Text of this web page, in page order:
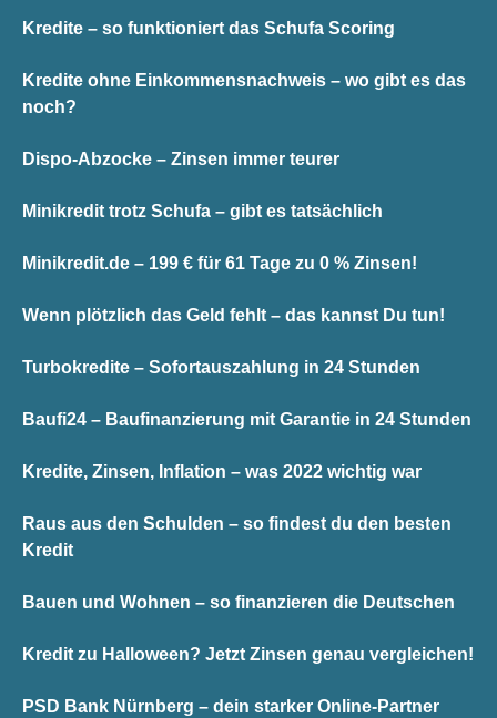
Kredite – so funktioniert das Schufa Scoring
Kredite ohne Einkommensnachweis – wo gibt es das
noch?
Dispo-Abzocke – Zinsen immer teurer
Minikredit trotz Schufa – gibt es tatsächlich
Minikredit.de – 199 € für 61 Tage zu 0 % Zinsen!
Wenn plötzlich das Geld fehlt – das kannst Du tun!
Turbokredite – Sofortauszahlung in 24 Stunden
Baufi24 – Baufinanzierung mit Garantie in 24 Stunden
Kredite, Zinsen, Inflation – was 2022 wichtig war
Raus aus den Schulden – so findest du den besten
Kredit
Bauen und Wohnen – so finanzieren die Deutschen
Kredit zu Halloween? Jetzt Zinsen genau vergleichen!
PSD Bank Nürnberg – dein starker Online-Partner